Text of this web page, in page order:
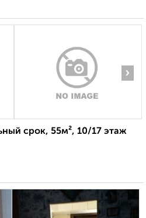
›
срок, 55м², 10/17 этаж